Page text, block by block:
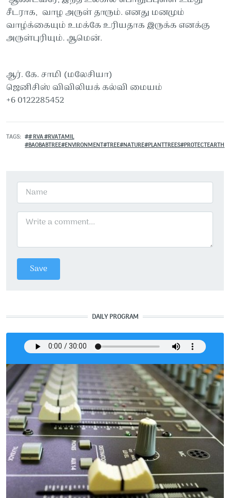
சீடராக, வாழ அருள் தாரும். எனது மனமும்
வாழ்க்கையும் உமக்கே உரியதாக இருக்க எனக்கு
அருள்புரியும். ஆமென்.
ஆர். கே. சாமி (மலேசியா)
ஜெனிசிஸ் விவிலியக் கல்வி மையம்
+6 0122285452
TAGS
# RVA #RVATAMIL
#BAOBABTREE#ENVIRONMENT#TREE#NATURE#PLANTTREES#PROTECTEARTH
DAILY PROGRAM